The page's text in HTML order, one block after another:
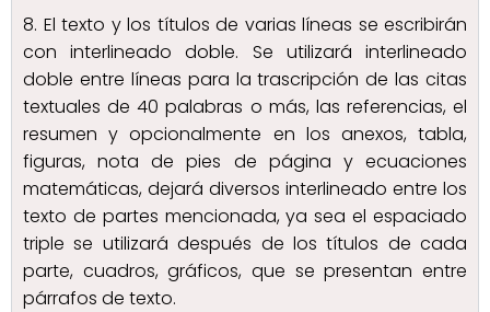
8. El texto y los títulos de varias líneas se escribirán
con interlineado doble. Se utilizará interlineado
doble entre líneas para la trascripción de las citas
textuales de 40 palabras o más, las referencias, el
resumen y opcionalmente en los anexos, tabla,
figuras, nota de pies de página y ecuaciones
matemáticas, dejará diversos interlineado entre los
texto de partes mencionada, ya sea el espaciado
triple se utilizará después de los títulos de cada
parte, cuadros, gráficos, que se presentan entre
párrafos de texto.